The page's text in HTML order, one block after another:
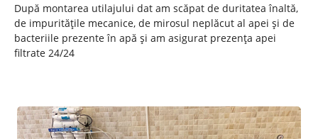
După montarea utilajului dat am scăpat de duritatea înaltă,
de impuritățile mecanice, de mirosul neplăcut al apei și de
bacteriile prezente în apă și am asigurat prezența apei
filtrate 24/24